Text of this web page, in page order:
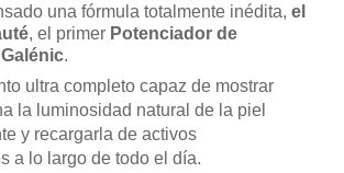
una fórmula totalmente inédita, el
, el primer Potenciador de
Galénic.
ultra completo capaz de mostrar
la luminosidad natural de la piel
y recargarla de activos
a lo largo de todo el día.